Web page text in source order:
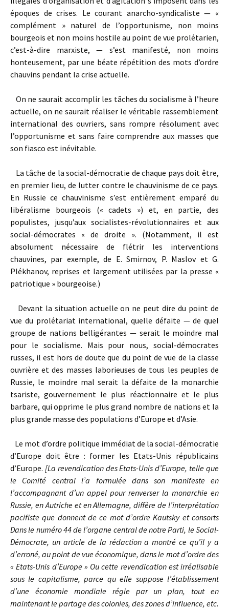
époques de crises. Le courant anarcho-syndicaliste — «
complément » naturel de l’opportunisme, non moins
bourgeois et non moins hostile au point de vue prolétarien,
c’est-à-dire marxiste, — s’est manifesté, non moins
honteusement, par une béate répétition des mots d’ordre
chauvins pendant la crise actuelle.
On ne saurait accomplir les tâches du socialisme à l’heure
actuelle, on ne saurait réaliser le véritable rassemblement
international des ouvriers, sans rompre résolument avec
l’opportunisme et sans faire comprendre aux masses que
son fiasco est inévitable.
La tâche de la social-démocratie de chaque pays doit être,
en premier lieu, de lutter contre le chauvinisme de ce pays.
En Russie ce chauvinisme s’est entièrement emparé du
libéralisme bourgeois (« cadets ») et, en partie, des
populistes, jusqu’aux socialistes-révolutionnaires et aux
social-démocrates « de droite ». (Notamment, il est
absolument nécessaire de flétrir les interventions
chauvines, par exemple, de E. Smirnov, P. Maslov et G.
Plékhanov, reprises et largement utilisées par la presse «
patriotique » bourgeoise.)
Devant la situation actuelle on ne peut dire du point de
vue du prolétariat international, quelle défaite — de quel
groupe de nations belligérantes — serait le moindre mal
pour le socialisme. Mais pour nous, social-démocrates
russes, il est hors de doute que du point de vue de la classe
ouvrière et des masses laborieuses de tous les peuples de
Russie, le moindre mal serait la défaite de la monarchie
tsariste, gouvernement le plus réactionnaire et le plus
barbare, qui opprime le plus grand nombre de nations et la
plus grande masse des populations d’Europe et d’Asie.
Le mot d’ordre politique immédiat de la social-démocratie
d’Europe doit être : former les Etats-Unis républicains
d’Europe. [La revendication des Etats-Unis d’Europe, telle que
le Comité central l’a formulée dans son manifeste en
l’accompagnant d’un appel pour renverser la monarchie en
Russie, en Autriche et en Allemagne, diffère de l’interprétation
pacifiste que donnent de ce mot d’ordre Kautsky et consorts
Dans le numéro 44 de l’organe central de notre Parti, le Social-
Démocrate, un article de la rédaction a montré ce qu’il y a
d’erroné, au point de vue économique, dans le mot d’ordre des
« Etats-Unis d’Europe » Ou cette revendication est irréalisable
sous le capitalisme, parce qu elle suppose l’établissement
d’une économie mondiale régie par un plan, tout en
maintenant le partage des colonies, des zones d’influence, etc.